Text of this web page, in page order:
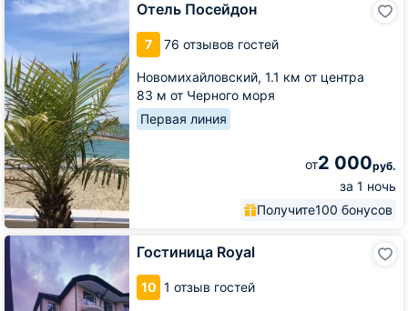
Отель Посейдон
7 76 отзывов гостей
Новомихайловский, 1.1 км от центра
83 м от Черного моря
Первая линия
от2 000руб.
за 1 ночь
Получите100 бонусов
Посейдон
Гостиница Royal
10 1 отзыв гостей
Гостиница
Royal